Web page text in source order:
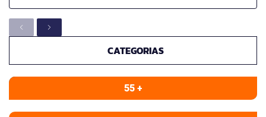
CATEGORIAS
55 +